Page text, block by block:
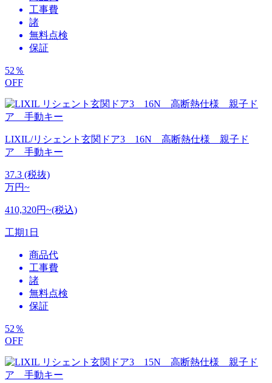
工事費
諸
無料点検
保証
52 ％
OFF
LIXIL/リシェント玄関ドア3 16N 高断熱仕様 親子ド
ア 手動キー
37.3 (税抜)
万円~
410,320円~(税込)
工期1日
商品代
工事費
諸
無料点検
保証
52 ％
OFF